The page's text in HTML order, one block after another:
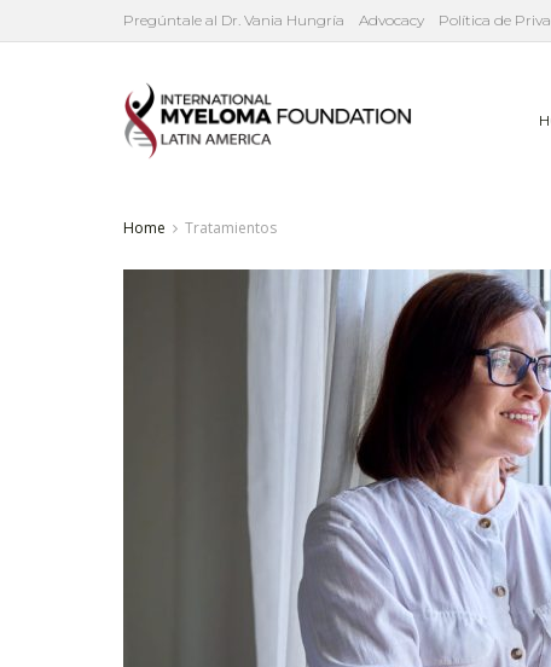
Pregúntale al Dr. Vania Hungría Advocacy Política de
Home Tratamientos